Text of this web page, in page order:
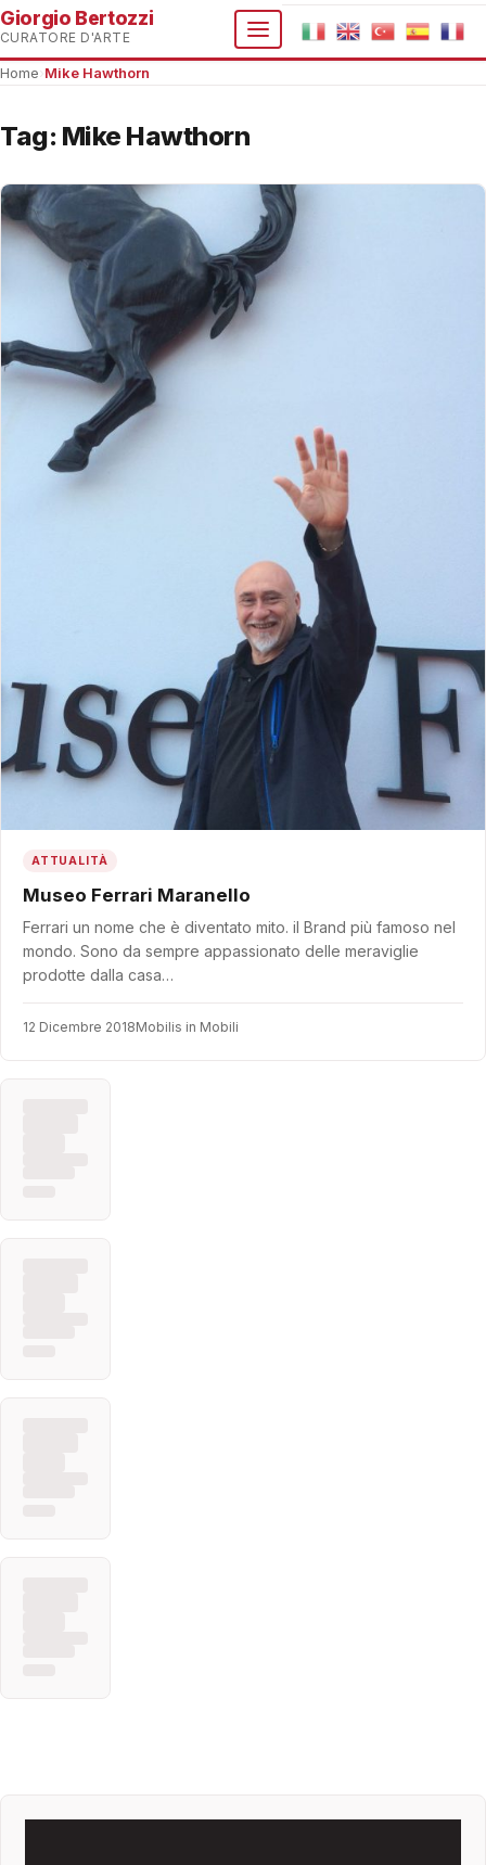
Giorgio Bertozzi
CURATORE D'ARTE
Home Mike Hawthorn
Tag: Mike Hawthorn
ATTUALITÀ
Museo Ferrari Maranello
Ferrari un nome che è diventato mito. il Brand più famoso nel
mondo. Sono da sempre appassionato delle meraviglie
prodotte dalla casa…
12 Dicembre 2018Mobilis in Mobili